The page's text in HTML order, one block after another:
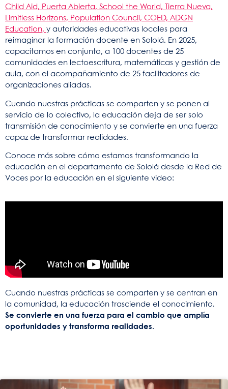
Child Aid, Puerta Abierta, School the World,
Tierra Nueva,
Limitless Horizons, Population Council, COED, ADGN
Education, y autoridades educativas locales para
reimaginar la formación docente en Sololá. En 2025,
capacitamos en conjunto, a 100 docentes de 25
comunidades en lectoescritura, matemáticas y gestión de
aula, con el acompañamiento de 25 facilitadores de
organizaciones aliadas.
Cuando nuestras prácticas se comparten y se ponen al
servicio de lo colectivo, la educación deja de ser solo
transmisión de conocimiento y se convierte en una fuerza
capaz de transformar realidades.
Conoce más sobre cómo estamos transformando la
educación en el departamento de Sololá desde la Red de
Voces por la educación en el siguiente video:
Cuando nuestras prácticas se comparten y se centran en
la comunidad, la educación trasciende el conocimiento.
Se convierte en una fuerza para el cambio que amplía
oportunidades y transforma realidades.